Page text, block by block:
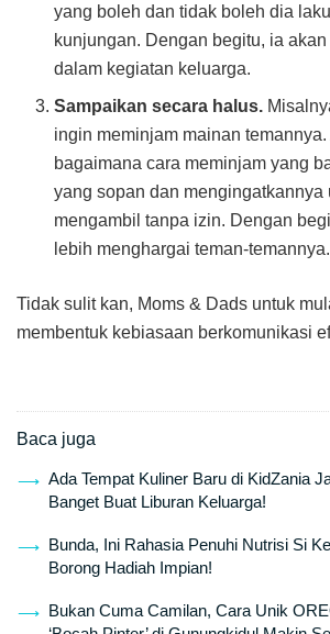
yang boleh dan tidak boleh dia
kunjungan. Dengan begitu, ia
dalam kegiatan keluarga.
Sampaikan secara halus.
ingin meminjam mainan
bagaimana cara meminjam yang
yang sopan dan mengingatkannya
mengambil tanpa izin. Dengan
lebih menghargai teman-temannya.
Tidak sulit kan, Moms & Dads untuk
membentuk kebiasaan berkomunikasi
Baca juga
Ada Tempat Kuliner Baru di KidZania
Banget Buat Liburan Keluarga!
Bunda, Ini Rahasia Penuhi Nutrisi Si
Borong Hadiah Impian!
Bukan Cuma Camilan, Cara Unik